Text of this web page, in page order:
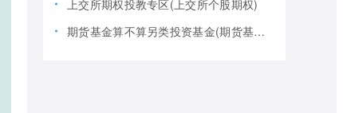
上交所期权投教专区(上交所个股期权)
期货基金算不算另类投资基金(期货基金是期货还是基金)